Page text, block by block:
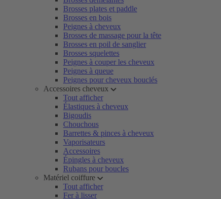
Brosses plates et paddle
Brosses en bois
Peignes à cheveux
Brosses de massage pour la tête
Brosses en poil de sanglier
Brosses squelettes
Peignes à couper les cheveux
Peignes à queue
Peignes pour cheveux bouclés
Accessoires cheveux
Tout afficher
Élastiques à cheveux
Bigoudis
Chouchous
Barrettes & pinces à cheveux
Vaporisateurs
Accessoires
Épingles à cheveux
Rubans pour boucles
Matériel coiffure
Tout afficher
Fer à lisser